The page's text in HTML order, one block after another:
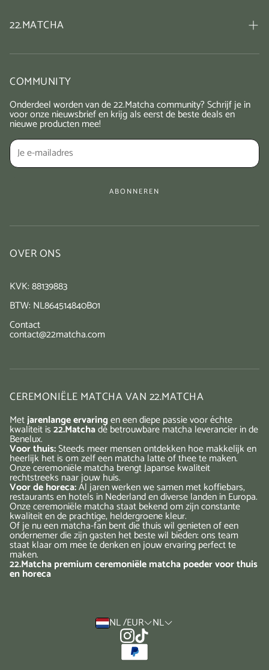
22.MATCHA
Japanse ceremoniële matcha van 22.Matcha
Hoe maak je matcha? Ceremoniële matcha voorbereiden
Inspiratie nodig voor gerechten? Check hier!
Privacy Policy
Terms & Conditions
COMMUNITY
Onderdeel worden van de 22.Matcha community? Schrijf je in
voor onze nieuwsbrief en krijg als eerst de beste deals en
nieuwe producten mee!
ABONNEREN
OVER ONS
KVK: 88139883
BTW: NL864514840B01
Contact
contact@22matcha.com
CEREMONIËLE MATCHA VAN 22.MATCHA
Metjarenlange ervaringen een diepe passie voor échte
kwaliteit is22.Matchadé betrouwbare matcha leverancier in de
Benelux.
Voor thuis:Steeds meer mensen ontdekken hoe makkelijk en
heerlijk het is om zelf een matcha latte of thee te maken.
Onze ceremoniële matcha brengt Japanse kwaliteit
rechtstreeks naar jouw huis.
Voor de horeca:Al jaren werken we samen met koffiebars,
restaurants en hotels in Nederland en diverse landen in Europa.
Onze ceremoniële matcha staat bekend om zijn constante
kwaliteit en de prachtige, heldergroene kleur.
Of je nu een matcha-fan bent die thuis wil genieten of een
ondernemer die zijn gasten het beste wil bieden: ons team
staat klaar om mee te denken en jouw ervaring perfect te
maken.
22.Matcha premium ceremoniële matcha poeder voor thuis
en horeca
NL /EUR NL